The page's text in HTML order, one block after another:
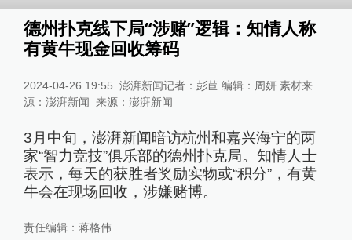
德州扑克线下局“涉赌”逻辑：知情人称
有黄牛现金回收筹码
2024-04-26 19:55 澎湃新闻记者：彭苣 编辑：周妍 素材来
源：澎湃新闻 来源： 澎湃新闻
3月中旬，澎湃新闻暗访杭州和嘉兴海宁的两
家“智力竞技”俱乐部的德州扑克局。知情人士
表示，每天的获胜者奖励实物或“积分”，有黄
牛会在现场回收，涉嫌赌博。
责任编辑： 蒋格伟